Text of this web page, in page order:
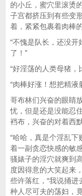
的小丘，蜜穴里滚烫
子宫都挤压到有些变
着，紧紧包裹着肉棒
“不愧是队长，还没
了！”
“好淫荡的人类母猪，
“肉棒好涨！想把精液
哥布林们兴奋的眼睛
忧，但是还是没能忍
裆布，兴奋的对着西
“哈哈，真是个淫乱
着一副贪恋快感的敏
骚婊子的淫穴就爽到
度因得意的大笑起来
些许落红，“我说捅
种人尽可夫的荡妇，